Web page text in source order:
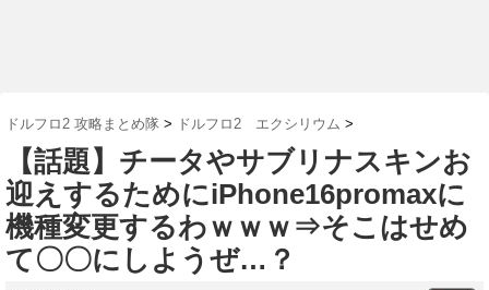
ドルフロ2 攻略まとめ隊 > ドルフロ2 エクシリウム >
【話題】チータやサブリナスキンお
迎えするためにiPhone16promaxに
機種変更するわｗｗｗ⇒そこはせめ
て〇〇にしようぜ…？